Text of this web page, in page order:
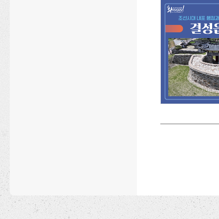
충남역사문화연구
완료1